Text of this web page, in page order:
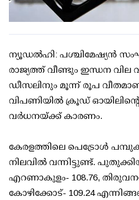
ന്യൂഡൽഹി: പശ്ചിമേഷ്യൻ
രാജ്യത്ത് വീണ്ടും ഇന്ധന വില
ഡീസലിനും മൂന്ന് രൂപ
വിപണിയിൽ ക്രൂഡ്
വർധനയ്ക്ക് കാരണം.
കേരളത്തിലെ പെട്രോൾ
നിലവിൽ വന്നിട്ടുണ്ട്.
എറണാകുളം- 108.76,
കോഴിക്കോട്- 109.24